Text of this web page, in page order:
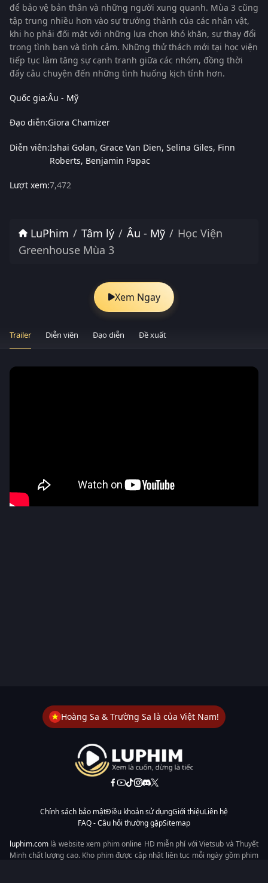
để bảo vệ bản thân và những người xung quanh. Mùa 3 cũng
tập trung nhiều hơn vào sự trưởng thành của các nhân vật,
khi họ phải đối mặt với những lựa chọn khó khăn, sự thay đổi
trong tình bạn và tình cảm. Những thử thách mới tại học viện
tiếp tục làm tăng sự cạnh tranh giữa các nhóm, đồng thời
đẩy câu chuyện đến những tình huống kịch tính hơn.
Quốc gia:Âu - Mỹ
Đạo diễn:Giora Chamizer
Diễn viên:Ishai Golan Grace Van Dien Selina Giles Finn
Roberts Benjamin Papac
Lượt xem:7,472
LuPhim Tâm lý Âu - Mỹ
Học Viện
Greenhouse Mùa 3
Xem Ngay
Trailer Diễn viên Đạo diễn Đề xuất
Hoàng Sa & Trường Sa là của Việt Nam!
Chính sách bảo mậtĐiều khoản sử dụngGiới thiệuLiên hệ
FAQ - Câu hỏi thường gặpSitemap
luphim.com là website xem phim online HD miễn phí với Vietsub và Thuyết
Minh chất lượng cao. Kho phim được cập nhật liên tục mỗi ngày gồm phim